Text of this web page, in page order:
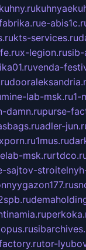
e-
kts-services.ru
x-legion.rusib-
venda-
mine-lab-msk.ru1-
damn.rupurse-
adler-
1mus.ru
msk.ru
sajtov-
tor-